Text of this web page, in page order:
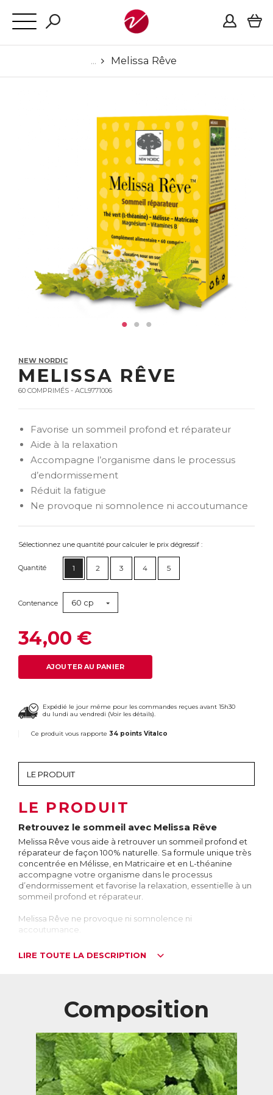
Melissa Rêve
NEW NORDIC
MELISSA RÊVE
60 COMPRIMÉS - ACL9771006
Favorise un sommeil profond et réparateur
Aide à la relaxation
Accompagne l’organisme dans le processus
d’endormissement
Réduit la fatigue
Ne provoque ni somnolence ni accoutumance
Sélectionnez une quantité pour calculer le prix dégressif :
Quantité 1 2 3 4 5
Contenance 60 cp
34,00 €
AJOUTER AU PANIER
Expédié le jour même pour les commandes reçues avant 15h30
du lundi au vendredi (Voir les détails).
Ce produit vous rapporte 34 points Vitalco
LE PRODUIT
Retrouvez le sommeil avec Melissa Rêve
Melissa Rêve vous aide à retrouver un sommeil profond et
réparateur de façon 100% naturelle. Sa formule unique très
concentrée en Mélisse, en Matricaire et en L-théanine
accompagne votre organisme dans le processus
d’endormissement et favorise la relaxation, essentielle à un
sommeil profond et réparateur.
Melissa Rêve ne provoque ni somnolence ni
accoutumance.
Stress, changements hormonaux, décalage
sommeil, dont les causes sont souvent multiples : l’anxiété
et le décalage horaire sont les plus connus, mais un
changement hormonal comme la ménopause, ou encore
un déséquilibre alimentaire, peuvent nuire à la qualité du
sommeil. Qu’il s’agisse d’insomnies ou juste d’un sommeil
agité, les conséquences d’une mauvaise nuit se font
ressentir le jour : fatigue, difficultés à se concentrer,
irritabilité, et même éventuellement tendance au
surpoids…
LIRE TOUTE LA DESCRIPTION
Composition